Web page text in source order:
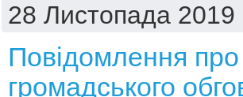
28 Листопада 2019
Повідомлення
громадського